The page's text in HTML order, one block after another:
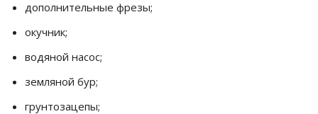
дополнительные фрезы;
окучник;
водяной насос;
земляной бур;
грунтозацепы;